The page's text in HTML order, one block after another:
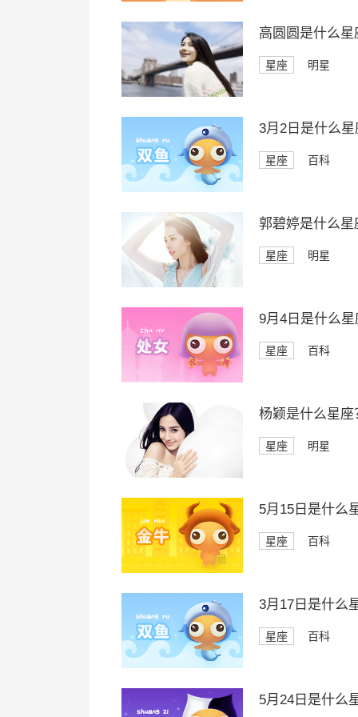
高圆圆是什么星
星座 明星
3月2日是什么星
星座 百科
郭碧婷是什么星
星座 明星
9月4日是什么星
星座 百科
杨颖是什么星座
星座 明星
5月15日是什么
星座 百科
3月17日是什么
星座 百科
5月24日是什么